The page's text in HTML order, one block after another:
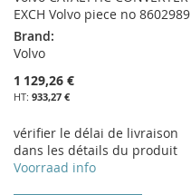
EXCH Volvo piece no 8602989
Brand:
Volvo
1 129,26 €
933,27 €
vérifier le délai de livraison
dans les détails du produit
Voorraad info